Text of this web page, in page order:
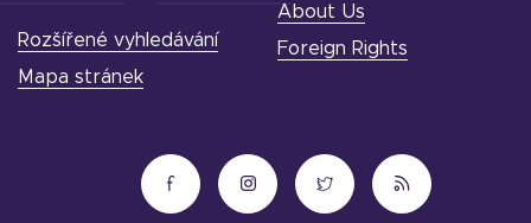
About Us
Foreign Rights
Rozšířené vyhledávání
Mapa stránek